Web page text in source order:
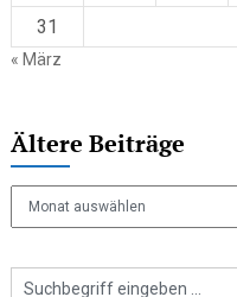
31
« März
Ältere Beiträge